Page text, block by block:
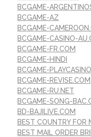
BCGAME-
BCGAME-AZ
BCGAME-
BCGAME-CASINO-
BCGAME-FR.COM
BCGAME-HINDI
BCGAME-
BCGAME-REVISE.COM
BCGAME-RU.NET
BCGAME-SONG-
BD-BAJILIVE.COM
BEST COUNTRY FOR
BEST MAIL ORDER